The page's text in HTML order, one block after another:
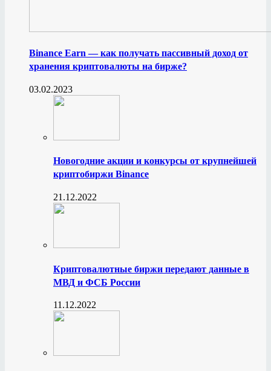
Binance Earn — как получать пассивный доход от
хранения криптовалюты на бирже?
03.02.2023
Новогодние акции и конкурсы от крупнейшей
криптобиржи Binance
21.12.2022
Криптовалютные биржи передают данные в
МВД и ФСБ России
11.12.2022